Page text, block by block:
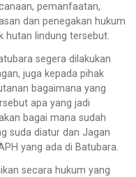
pemanfaatan,
dan penegakan hukum
hutan lindung tersebut.
segera dilakukan
juga kepada pihak
bagaimana yang
apa yang jadi
bagai mana sudah
suda diatur dan Jagan
yang ada di Batubara.
secara hukum yang